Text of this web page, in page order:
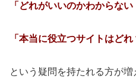
「どれがいいのかわからない
「本当に役立つサイトはどれ
という疑問を持たれる方が増